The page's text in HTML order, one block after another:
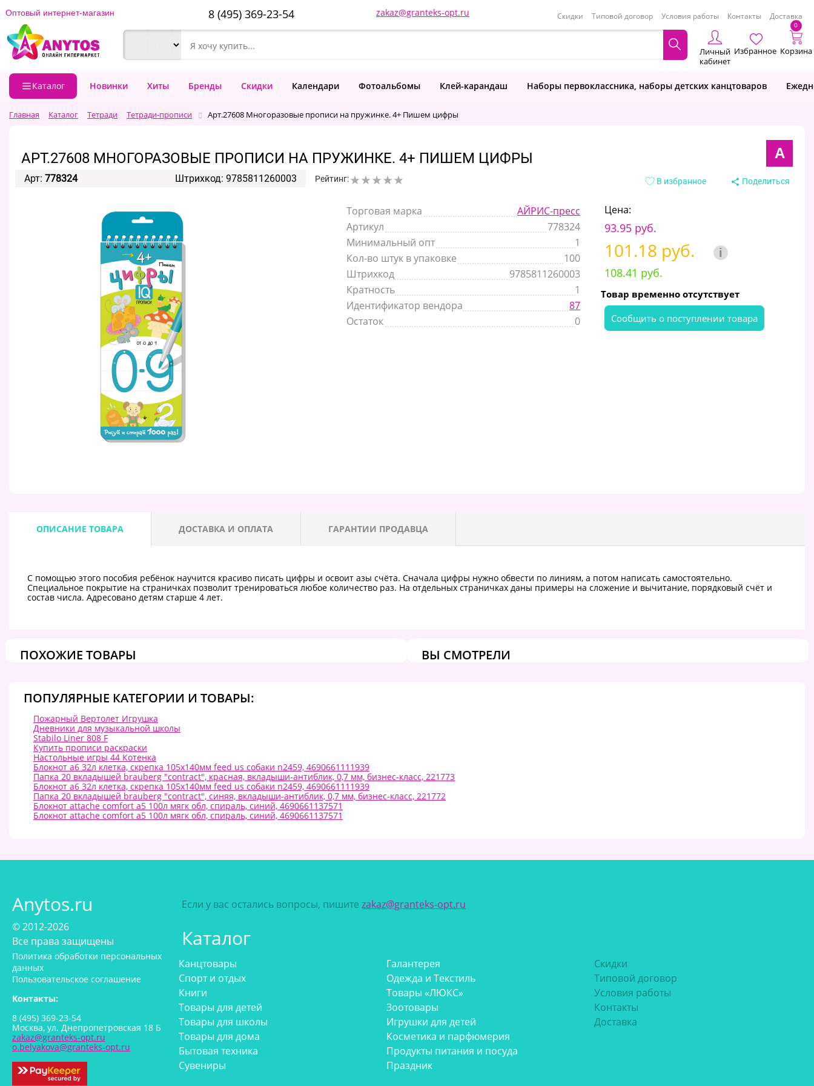
Оптовый интернет-магазин 8 (495) 369-23-54 zakaz@granteks-opt.ru Скидки Типовой договор Условия работы Контакты Доставка
Личный
кабинет
Избранное
0
Корзина
Каталог Новинки Хиты Бренды Скидки Календари Фотоальбомы Клей-карандаш Наборы первоклассника, наборы детских канцтоваров
Главная Каталог Тетради Тетради-прописи Арт.27608 Многоразовые прописи на пружинке. 4+ Пишем цифры
АРТ.27608 МНОГОРАЗОВЫЕ ПРОПИСИ НА ПРУЖИНКЕ. 4+ ПИШЕМ ЦИФРЫ А
Арт: 778324 Штрихкод: 9785811260003 Рейтинг: В избранное Поделиться
Торговая марка
АЙРИС-пресс
Артикул
778324
Минимальный опт
1
Кол-во штук в упаковке
100
Штрихкод
9785811260003
Кратность
1
Идентификатор вендора
87
Остаток
0
Цена:
93.95 руб.
101.18 руб. i
108.41 руб.
Товар временно отсутствует
Cообщить о поступлении товара
ОПИСАНИЕ ТОВАРА ДОСТАВКА И ОПЛАТА ГАРАНТИИ ПРОДАВЦА
С помощью этого пособия ребёнок научится красиво писать цифры и освоит азы счёта. Сначала цифры нужно обвести по линиям, а потом написать самостоятельно.
Специальное покрытие на страничках позволит тренироваться любое количество раз. На отдельных страничках даны примеры на сложение и вычитание, порядковый счёт и
состав числа. Адресовано детям старше 4 лет.
ПОХОЖИЕ ТОВАРЫ ВЫ СМОТРЕЛИ
ПОПУЛЯРНЫЕ КАТЕГОРИИ И ТОВАРЫ:
Пожарный Вертолет Игрушка
Дневники для музыкальной школы
Stabilo Liner 808 F
Купить прописи раскраски
Настольные игры 44 Котенка
Блокнот а6 32л клетка, скрепка 105х140мм feed us собаки n2459, 4690661111939
Папка 20 вкладышей brauberg "contract", красная, вкладыши-антиблик, 0,7 мм, бизнес-класс, 221773
Блокнот а6 32л клетка, скрепка 105х140мм feed us собаки n2459, 4690661111939
Папка 20 вкладышей brauberg "contract", синяя, вкладыши-антиблик, 0,7 мм, бизнес-класс, 221772
Блокнот attache comfort а5 100л мягк обл, спираль, синий, 4690661137571
Блокнот attache comfort а5 100л мягк обл, спираль, синий, 4690661137571
Anytos.ru
© 2012-2026
Все права защищены
Политика обработки персональных
данных
Пользовательское соглашение
Контакты:
8 (495) 369-23-54
Москва, ул. Днепропетровская 18 Б
zakaz@granteks-opt.ru
o.belyakova@granteks-opt.ru
Если у вас остались вопросы, пишите zakaz@granteks-opt.ru
Каталог
Канцтовары
Спорт и отдых
Книги
Товары для детей
Товары для школы
Товары для дома
Бытовая техника
Сувениры
Галантерея
Одежда и Текстиль
Товары «ЛЮКС»
Зоотовары
Игрушки для детей
Косметика и парфюмерия
Продукты питания и посуда
Праздник
Скидки
Типовой договор
Условия работы
Контакты
Доставка